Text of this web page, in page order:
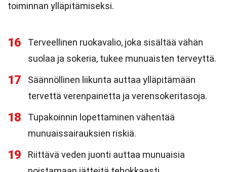
toiminnan ylläpitämiseksi.
16
Terveellinen ruokavalio, joka sisältää vähän
suolaa ja sokeria, tukee munuaisten terveyttä.
17
Säännöllinen liikunta auttaa ylläpitämään
tervettä verenpainetta ja verensokeritasoja.
18
Tupakoinnin lopettaminen vähentää
munuaissairauksien riskiä.
19
Riittävä veden juonti auttaa munuaisia